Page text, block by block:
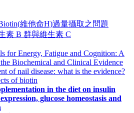
維他命H)過量攝取之問題
素 B 群與維生素 C
for Energy, Fatigue and Cognition: A
Biochemical and Clinical Evidence
of nail disease: what is the evidence?
of biotin
in the diet on insulin
glucose homeostasis and